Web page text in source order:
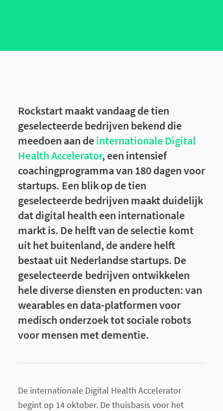
Rockstart maakt vandaag de tien
geselecteerde bedrijven bekend die
meedoen aan deinternationale Digital
Health Accelerator, een intensief
coachingprogramma van 180 dagen voor
startups. Een blik op de tien
geselecteerde bedrijven maakt duidelijk
dat digital health een internationale
markt is. De helft van de selectie komt
uit het buitenland, de andere helft
bestaat uit Nederlandse startups. De
geselecteerde bedrijven ontwikkelen
hele diverse diensten en producten: van
wearables en data-platformen voor
medisch onderzoek tot sociale robots
voor mensen met dementie.
De internationale Digital Health Accelerator
begint op 14 oktober. De thuisbasis voor het